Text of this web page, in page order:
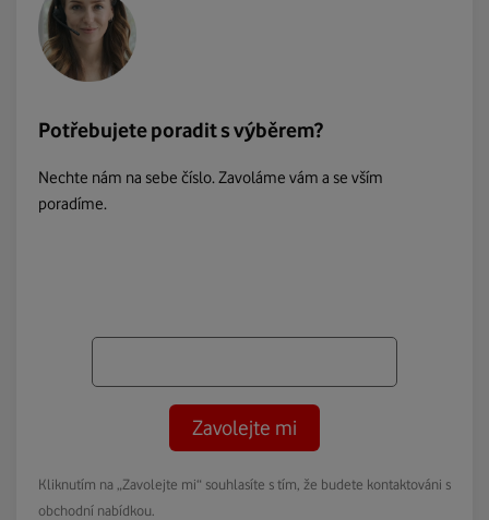
Potřebujete poradit s výběrem?
Nechte nám na sebe číslo. Zavoláme vám a se vším
poradíme.
Zavolejte mi
Kliknutím na „Zavolejte mi“ souhlasíte s tím, že budete kontaktováni s
obchodní nabídkou.